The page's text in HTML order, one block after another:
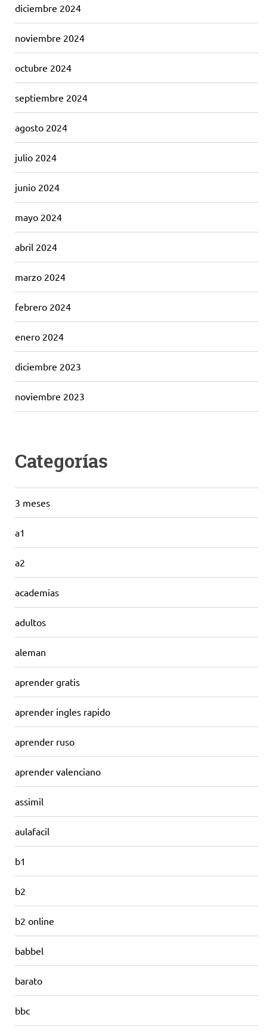
diciembre 2024
noviembre 2024
octubre 2024
septiembre 2024
agosto 2024
julio 2024
junio 2024
mayo 2024
abril 2024
marzo 2024
febrero 2024
enero 2024
diciembre 2023
noviembre 2023
Categorías
3 meses
a1
a2
academias
adultos
aleman
aprender gratis
aprender ingles rapido
aprender ruso
aprender valenciano
assimil
aulafacil
b1
b2
b2 online
babbel
barato
bbc